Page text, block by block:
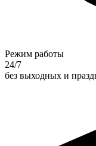
Режим работы
24/7
без выходных и